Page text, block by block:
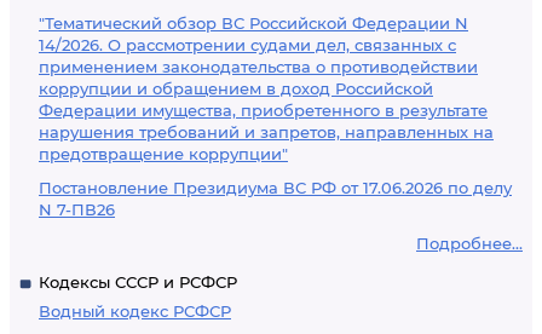
"Тематический обзор ВС Российской Федерации N
14/2026. О рассмотрении судами дел, связанных с
применением законодательства о противодействии
коррупции и обращением в доход Российской
Федерации имущества, приобретенного в результате
нарушения требований и запретов, направленных на
предотвращение коррупции"
Постановление Президиума ВС РФ от 17.06.2026 по делу
N 7-ПВ26
Подробнее...
Кодексы СССР и РСФСР
Водный кодекс РСФСР